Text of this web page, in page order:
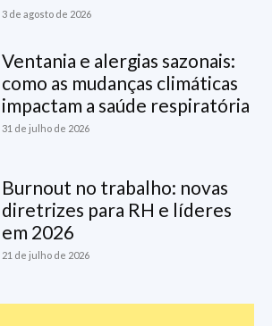
3 de agosto de 2026
Ventania e alergias sazonais:
como as mudanças climáticas
impactam a saúde respiratória
31 de julho de 2026
Burnout no trabalho: novas
diretrizes para RH e líderes
em 2026
21 de julho de 2026